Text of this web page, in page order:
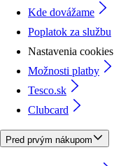
Kde dovážame
Poplatok za službu
Nastavenia cookies
Možnosti platby
Tesco.sk
Clubcard
Pred prvým nákupom